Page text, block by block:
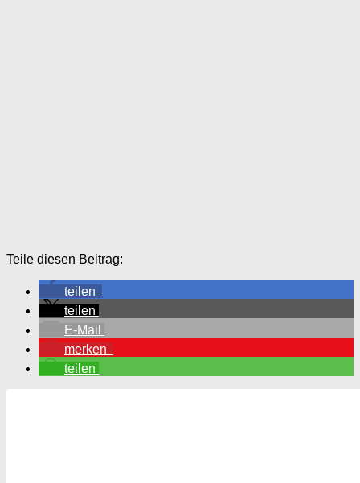
Teile diesen Beitrag:
teilen
teilen
E-Mail
merken
teilen